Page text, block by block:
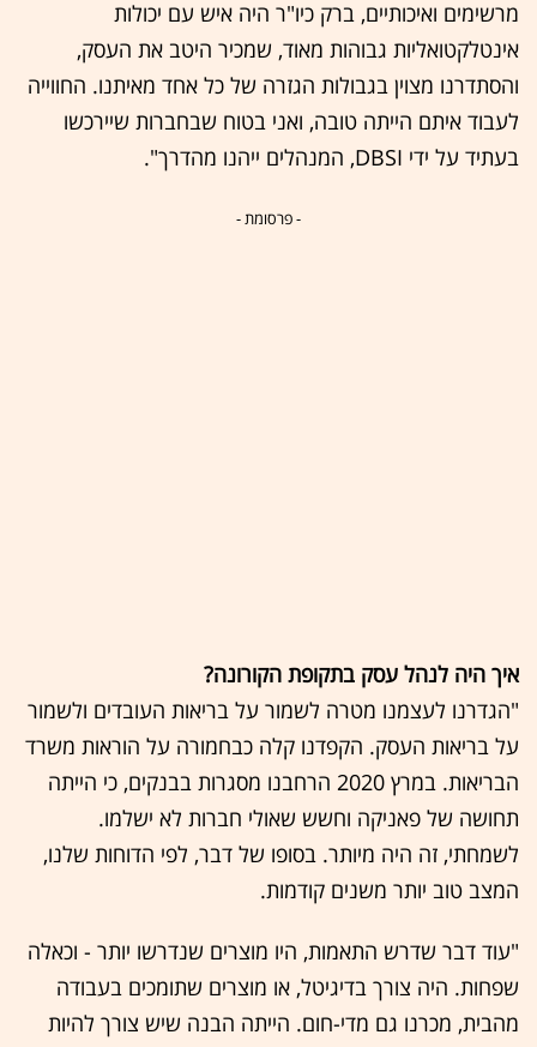
מרשימים ואיכותיים, ברק כיו"ר היה איש עם יכולות
אינטלקטואליות גבוהות מאוד, שמכיר היטב את העסק,
והסתדרנו מצוין בגבולות הגזרה של כל אחד מאיתנו. החווייה
לעבוד איתם הייתה טובה, ואני בטוח שבחברות שיירכשו
בעתיד על ידי DBSI, המנהלים ייהנו מהדרך".
- פרסומת -
איך היה לנהל עסק בתקופת הקורונה?
"הגדרנו לעצמנו מטרה לשמור על בריאות העובדים ולשמור
על בריאות העסק. הקפדנו קלה כבחמורה על הוראות משרד
הבריאות. במרץ 2020 הרחבנו מסגרות בבנקים, כי הייתה
תחושה של פאניקה וחשש שאולי חברות לא ישלמו.
לשמחתי, זה היה מיותר. בסופו של דבר, לפי הדוחות שלנו,
המצב טוב יותר משנים קודמות.
"עוד דבר שדרש התאמות, היו מוצרים שנדרשו יותר - וכאלה
שפחות. היה צורך בדיגיטל, או מוצרים שתומכים בעבודה
מהבית, מכרנו גם מדי-חום. הייתה הבנה שיש צורך להיות